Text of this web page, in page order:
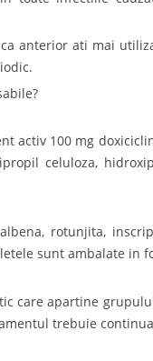
anterior ati mai
activ 100 mg
celuloza,
rotunjita,
sunt ambalate in
care apartine
trebuie